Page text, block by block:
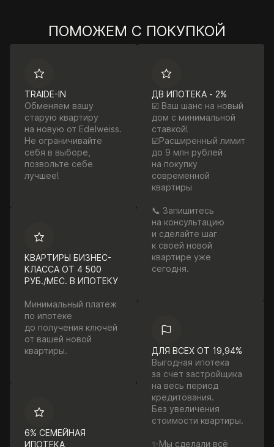
ПОМОЖЕМ С ПОКУПКОЙ
TRAIDE-IN
Обменяем вашу
старую квартиру
на новую от Edelweiss.
Не ограничивайте
себя в выборе,
позвольте себе
лучшее!
КВАРТИРЫ БИЗНЕС-
КЛАССА ОТ 4 500
РУБ./МЕС. В ИПОТЕКУ
Минимальный платеж
по ипотеке
до получения ключей
от вашей новой
квартиры.
6% СЕМЕЙНАЯ
ИПОТЕКА
ДВ ИПОТЕКА - 2%
☑️ Ваш шанс на новый
дом с минимальной
ставкой!
☑️Расширенный лимит
до 9 млн рублей
на покупку
современной
квартиры
📞 Запишитесь
на консультацию
и сделайте шаг
к своей новой
квартире уже
сегодня.
ДЛЯ ВСЕХ ОТ 19,94%
Выгодная ипотека
за счет застройщика
на весь период
кредитования.
Без увеличения
стоимости квартиры.
✨Мы сделали всё